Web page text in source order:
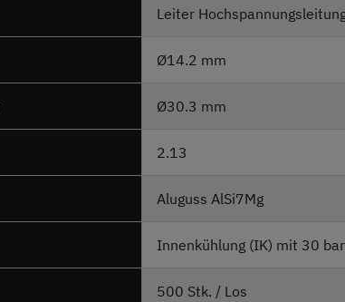
Leiter
Ø14.2 mm
Ø30.3 mm
2.13
Aluguss AlSi7Mg
Innenkühlung (IK) mit 30 bar
500 Stk. / Los